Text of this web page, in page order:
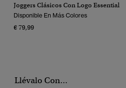
Joggers Clásicos Con Logo Essential
Disponible En Más Colores
€ 79,99
Llévalo Con...